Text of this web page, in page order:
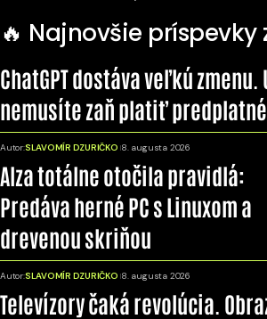
🔥 Najnovšie príspevky
ChatGPT dostáva veľkú zmenu.
nemusíte zaň platiť predplatné
Autor:SLAVOMÍR DZURIČKO 8. augusta 2026
Alza totálne otočila pravidlá:
Predáva herné PC s Linuxom a
drevenou skriňou
Autor:SLAVOMÍR DZURIČKO 8. augusta 2026
Televízory čaká revolúcia.